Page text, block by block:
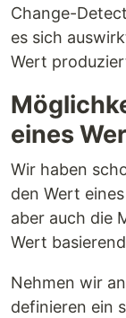
Change-
es sich
Wert
eines
Wir haben
den Wert
aber auch die
Wert
Nehmen wir
definieren ein